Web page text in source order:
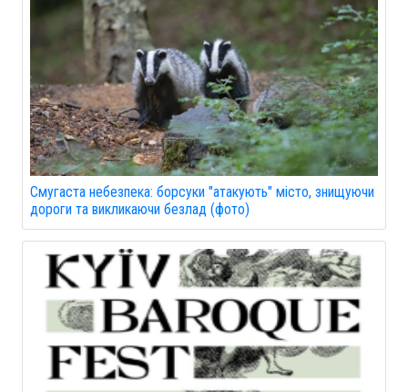
Смугаста небезпека: борсуки "атакують" місто, знищуючи
дороги та викликаючи безлад (фото)